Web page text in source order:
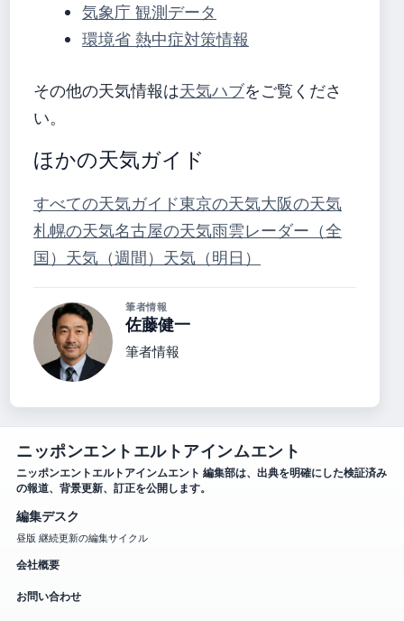
気象庁 観測データ
環境省 熱中症対策情報
その他の天気情報は天気ハブをご覧くださ
い。
ほかの天気ガイド
すべての天気ガイド東京の天気大阪の天気
札幌の天気名古屋の天気雨雲レーダー（全
国） 天気（週間） 天気（明日）
筆者情報
佐藤健一
筆者情報
ニッポンエントエルトアインムエント
ニッポンエントエルトアインムエント 編集部は、出典を明確にした検証済み
の報道、背景更新、訂正を公開します。
編集デスク
昼版 継続更新の編集サイクル
会社概要
お問い合わせ